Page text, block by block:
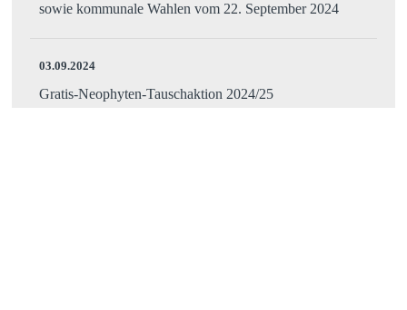
sowie kommunale Wahlen vom 22. September 2024
03.09.2024
Gratis-Neophyten-Tauschaktion 2024/25